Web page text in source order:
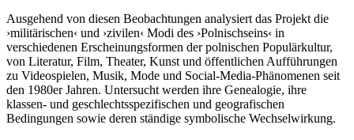
Ausgehend von diesen Beobachtungen analysiert das Projekt die
›militärischen‹ und ›zivilen‹ Modi des ›Polnischseins‹ in
verschiedenen Erscheinungsformen der polnischen Populärkultur,
von Literatur, Film, Theater, Kunst und öffentlichen Aufführungen
zu Videospielen, Musik, Mode und Social-Media-Phänomenen seit
den 1980er Jahren. Untersucht werden ihre Genealogie, ihre
klassen- und geschlechtsspezifischen und geografischen
Bedingungen sowie deren ständige symbolische Wechselwirkung.